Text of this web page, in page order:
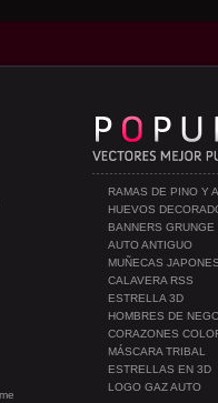
RAMAS DE PINO Y
HUEVOS
BANNERS GRUNGE
AUTO ANTIGUO
MUÑECAS
CALAVERA RSS
ESTRELLA 3D
HOMBRES DE
CORAZONES
MÁSCARA TRIBAL
ESTRELLAS EN 3D
LOGO GAZ AUTO